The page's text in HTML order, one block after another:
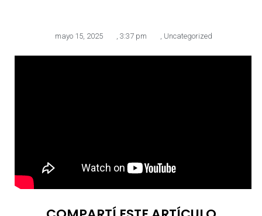
mayo 15, 2025 , 3:37 pm , Uncategorized